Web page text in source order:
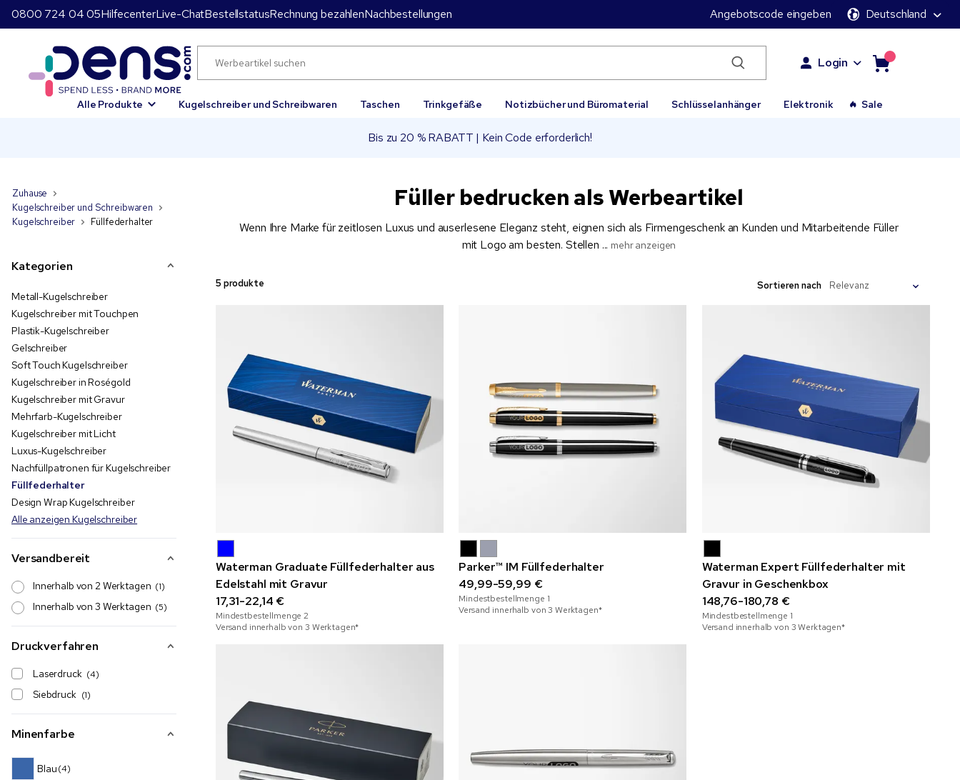
0800 724 04 05HilfecenterLive-ChatBestellstatusRechnung bezahlenNachbestellungen Angebotscode eingeben Deutschland
Login
Alle Produkte Kugelschreiber und Schreibwaren Taschen Trinkgefäße Notizbücher und Büromaterial Schlüsselanhänger Elektronik Sale
Bis zu 20 % RABATT | Kein Code erforderlich!
Zuhause
Kugelschreiber und Schreibwaren
Kugelschreiber
Füllfederhalter
Kategorien
Metall-Kugelschreiber
Kugelschreiber mit Touchpen
Plastik-Kugelschreiber
Gelschreiber
Soft Touch Kugelschreiber
Kugelschreiber in Roségold
Kugelschreiber mit Gravur
Mehrfarb-Kugelschreiber
Kugelschreiber mit Licht
Luxus-Kugelschreiber
Nachfüllpatronen für Kugelschreiber
Füllfederhalter
Design Wrap Kugelschreiber
Alle anzeigen Kugelschreiber
Versandbereit
Innerhalb von 2 Werktagen (1)
Innerhalb von 3 Werktagen (5)
Druckverfahren
Laserdruck (4)
Siebdruck (1)
Minenfarbe
Blau(4)
Füller bedrucken als Werbeartikel
Wenn Ihre Marke für zeitlosen Luxus und auserlesene Eleganz steht, eignen sich als Firmengeschenk an Kunden und Mitarbeitende Füller
mit Logo am besten. Stellen ... mehr anzeigen
5 produkte Sortieren nach
Waterman Graduate Füllfederhalter aus
Edelstahl mit Gravur
17,31-22,14 €
Mindestbestellmenge2
Versand innerhalb von 3 Werktagen*
Parker™ IM Füllfederhalter
49,99-59,99 €
Mindestbestellmenge 1
Versand innerhalb von 3 Werktagen*
Waterman Expert Füllfederhalter mit
Gravur in Geschenkbox
148,76-180,78 €
Mindestbestellmenge 1
Versand innerhalb von 3 Werktagen*